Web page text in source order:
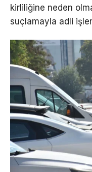
kirliliğine neden
suçlamayla adli